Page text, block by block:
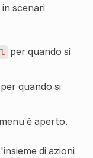
scenari
per quando si
per quando si
è aperto.
di azioni